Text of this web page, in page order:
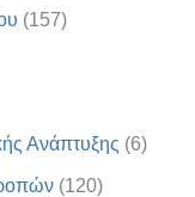
(157)
Ανάπτυξης (6)
(120)